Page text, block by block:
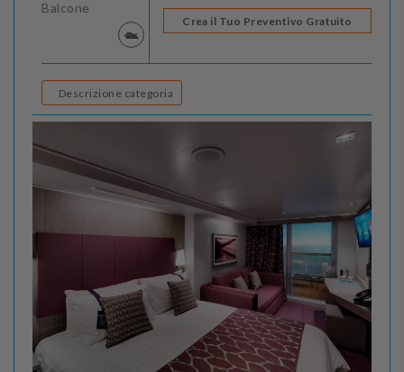
Balcone
Crea il Tuo Preventivo Gratuito
Descrizione categoria